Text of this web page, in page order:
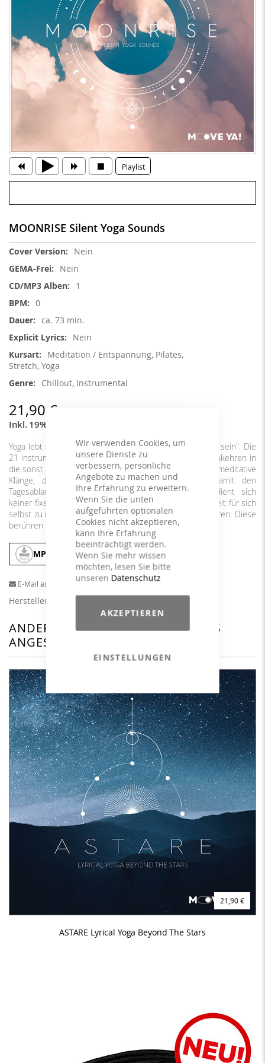
Wir verwenden Cookies, um
unsere Dienste zu
verbessern, persönliche
Angebote zu machen und
Ihre Erfahrung zu erweitern.
Wenn Sie die unten
aufgeführten optionalen
Cookies nicht akzeptieren,
kann Ihre Erfahrung
beeinträchtigt werden.
Wenn Sie mehr wissen
möchten, lesen Sie bitte
unseren Datenschutz
AKZEPTIEREN
EINSTELLUNGEN
Playlist
MOONRISE Silent Yoga Sounds
Weitere
Nein
Nein
1
0
ca. 73 min.
Nein
Meditation / Entspannung, Pilates,
Stretch, Yoga
Chillout, Instrumental
21,90 €
Inkl. 19% MwSt.
Yoga lebt von der Stille, der Ruhe, dem "In sich gekehrt sein". Die
21 instrumentalen Tracks der Moonrise lassen Ruhe einkehren in
die sonst so schnelle, laute und tanzende Welt. Ruhige, meditative
Klänge, die durch den ganzen Mix führen und damit den
Tagesablauf nachzeichnen. Der 70-minütige Mix bedient sich
keiner fixen Übungsabfolge, sondern ist dafür da, sich Zeit für sich
selbst zu nehmen. Musik und Klänge können uns berühren: Diese
berühren unser Herz und unsere Seele.
MP3 In den Warenkorb
E-Mail an einen Freund
Herstellerangaben
ANDERE KUNDEN HABEN SICH DAS
ANGESEHEN
21,90 €
ASTARE Lyrical Yoga Beyond The Stars